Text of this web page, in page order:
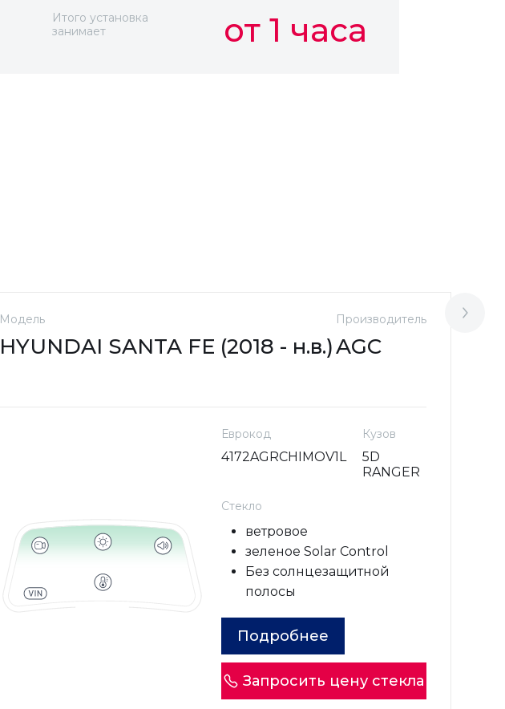
Итого установка
занимает
от 1 часа
Модель
HYUNDAI SANTA FE (2018 - н.в.)
Производитель
AGC
Еврокод
4172AGRCHIMOV1L
Кузов
5D
RANGER
Стекло
ветровое
зеленое Solar Control
Без солнцезащитной
полосы
Подробнее
Запросить цену стекла